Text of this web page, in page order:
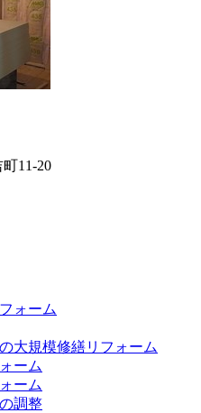
11-20
ォーム
大規模修繕リフォーム
ーム
ーム
調整